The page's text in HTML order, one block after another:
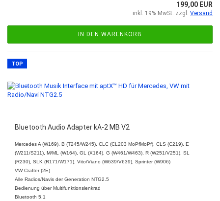
199,00 EUR
inkl. 19% MwSt. zzgl. Versand
IN DEN WARENKORB
TOP
Bluetooth Audio Adapter kA-2 MB V2
Mercedes A (W169), B (T245/W245), CLC (CL203 MoPfMoPf), CLS (C219), E
(W211/S211), M/ML (W164), GL (X164), G (W461/W463), R (W251/V251), SL
(R230), SLK (R171/W171), Vito/Viano (W639/V639), Sprinter (W906)
VW Crafter (2E)
Alle Radios/Navis der Generation NTG2.5
Bedienung über Multifunktionslenkrad
Bluetooth 5.1